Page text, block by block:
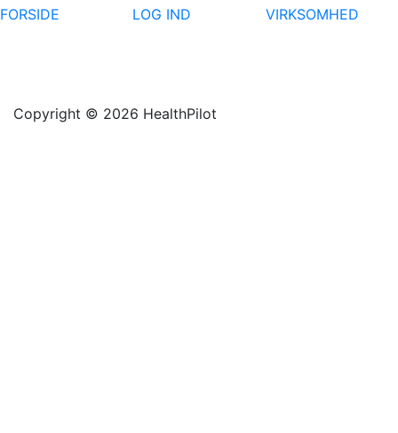
FORSIDE
LOG IND VIRKSOMHED
Copyright © 2026 HealthPilot